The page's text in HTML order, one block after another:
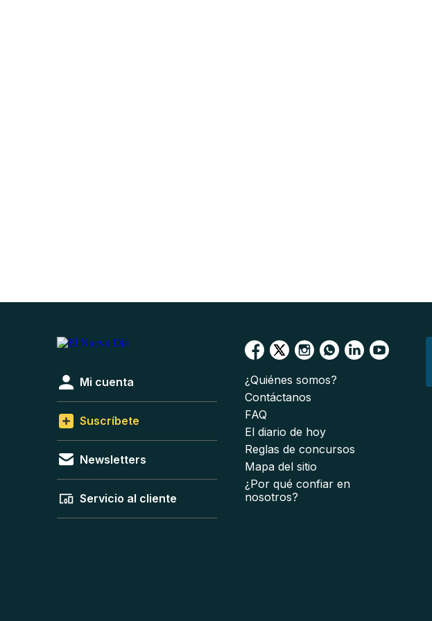
Mi cuenta
Suscríbete
Newsletters
Servicio al cliente
¿Quiénes somos?
Contáctanos
FAQ
El diario de hoy
Reglas de concursos
Mapa del sitio
¿Por qué confiar en
nosotros?